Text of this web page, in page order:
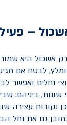
–
לבטח אם
נחלים ואפשר
נקודות עצירה
גם את נחל